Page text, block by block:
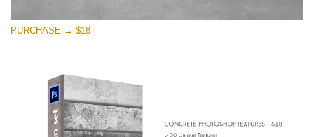
Free download
PURCHASE → $18